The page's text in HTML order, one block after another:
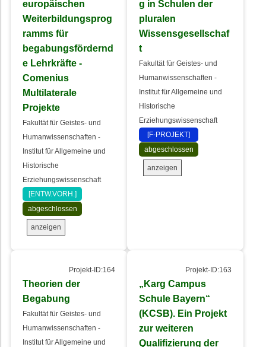
europäischen
Weiterbildungsprog
ramms für
begabungsfördernd
e Lehrkräfte -
Comenius
Multilaterale
Projekte
Fakultät für Geistes- und
Humanwissenschaften -
Institut für Allgemeine und
Historische
Erziehungswissenschaft
[ENTW.VORH.]
abgeschlossen
anzeigen
g in Schulen der
pluralen
Wissensgesellschaf
t
Fakultät für Geistes- und
Humanwissenschaften -
Institut für Allgemeine und
Historische
Erziehungswissenschaft
[F-PROJEKT]
abgeschlossen
anzeigen
Projekt-ID:164
Theorien der
Begabung
Fakultät für Geistes- und
Humanwissenschaften -
Institut für Allgemeine und
Projekt-ID:163
„Karg Campus
Schule Bayern“
(KCSB). Ein Projekt
zur weiteren
Qualifizierung der